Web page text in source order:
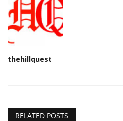
thehillquest
RELATED POSTS